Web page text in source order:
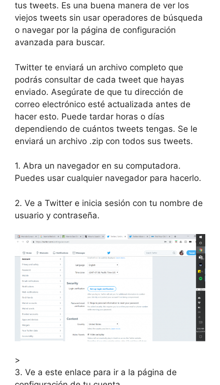
tus tweets. Es una buena manera de ver los
viejos tweets sin usar operadores de búsqueda
o navegar por la página de configuración
avanzada para buscar.
Twitter te enviará un archivo completo que
podrás consultar de cada tweet que hayas
enviado. Asegúrate de que tu dirección de
correo electrónico esté actualizada antes de
hacer esto. Puede tardar horas o días
dependiendo de cuántos tweets tengas. Se le
enviará un archivo .zip con todos sus tweets.
1. Abra un navegador en su computadora.
Puedes usar cualquier navegador para hacerlo.
2. Ve a Twitter e inicia sesión con tu nombre de
usuario y contraseña.
>
3. Ve a este enlace para ir a la página de